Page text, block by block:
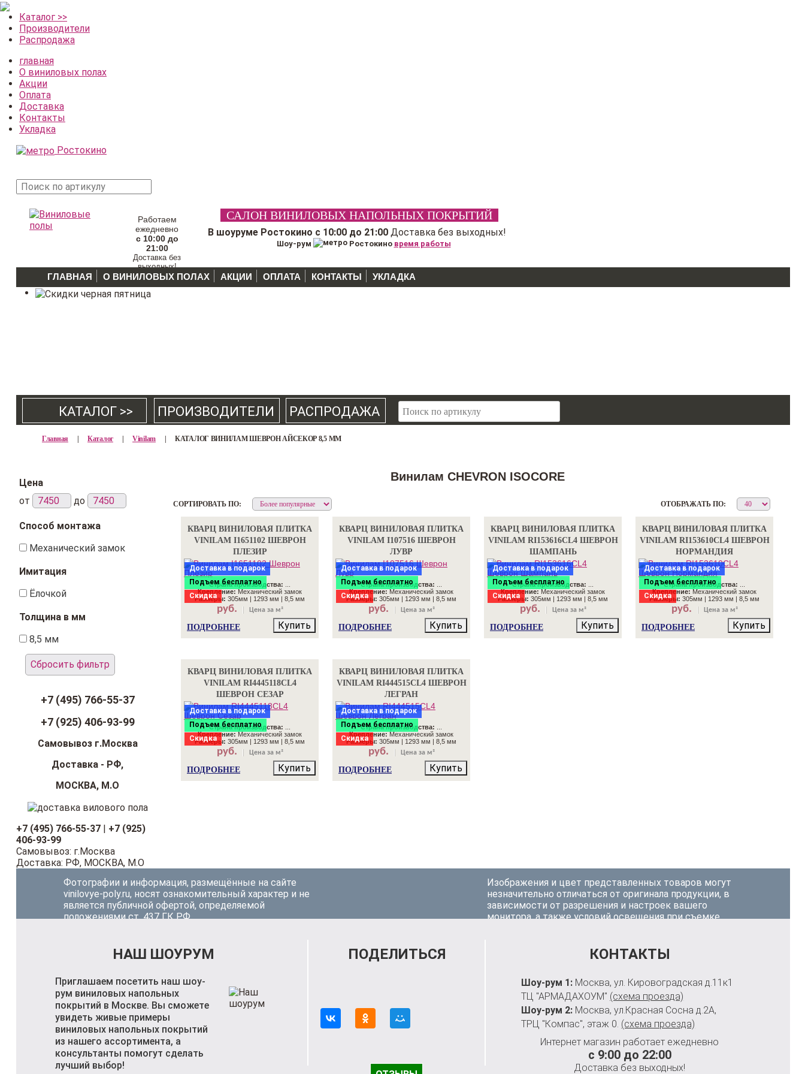
Каталог >>
Производители
Распродажа
главная
О виниловых полах
Акции
Оплата
Доставка
Контакты
Укладка
Ростокино
товара
Работаем
ежедневно
с 10:00 до
21:00
Доставка без
выходных!
САЛОН ВИНИЛОВЫХ НАПОЛЬНЫХ ПОКРЫТИЙ
В шоуруме Ростокино с 10:00 до 21:00 Доставка без выходных!
Шоу-рум Ростокино время работы
ГЛАВНАЯ О ВИНИЛОВЫХ ПОЛАХ АКЦИИ ОПЛАТА КОНТАКТЫ УКЛАДКА
КАТАЛОГ >> ПРОИЗВОДИТЕЛИ РАСПРОДАЖА
поиск
Главная Каталог Vinilam КАТАЛОГ ВИНИЛАМ ШЕВРОН АЙСЕКОР 8,5 ММ
Винилам CHEVRON ISOCORE
СОРТИРОВАТЬ ПО: ОТОБРАЖАТЬ ПО:
КВАРЦ ВИНИЛОВАЯ ПЛИТКА
VINILAM I1651102 ШЕВРОН
ПЛЕЗИР
Доставка в подарок
Подъем бесплатно
Скидка
Страна производства:
Крепление: Механический замок
Размеры: 305мм | 1293 мм | 8,5 мм
руб. Цена за м²
ПОДРОБНЕЕ Купить
КВАРЦ ВИНИЛОВАЯ ПЛИТКА
VINILAM I107516 ШЕВРОН
ЛУВР
Доставка в подарок
Подъем бесплатно
Скидка
Страна производства:
Крепление: Механический замок
Размеры: 305мм | 1293 мм | 8,5 мм
руб. Цена за м²
ПОДРОБНЕЕ Купить
КВАРЦ ВИНИЛОВАЯ ПЛИТКА
VINILAM RI153616CL4 ШЕВРОН
ШАМПАНЬ
Доставка в подарок
Подъем бесплатно
Скидка
Страна производства:
Крепление: Механический замок
Размеры: 305мм | 1293 мм | 8,5 мм
руб. Цена за м²
ПОДРОБНЕЕ Купить
КВАРЦ ВИНИЛОВАЯ ПЛИТКА
VINILAM RI153610CL4 ШЕВРОН
НОРМАНДИЯ
Доставка в подарок
Подъем бесплатно
Скидка
Страна производства:
Крепление: Механический замок
Размеры: 305мм | 1293 мм | 8,5 мм
руб. Цена за м²
ПОДРОБНЕЕ Купить
КВАРЦ ВИНИЛОВАЯ ПЛИТКА
VINILAM RI4445118CL4
ШЕВРОН СЕЗАР
Доставка в подарок
Подъем бесплатно
Скидка
Страна производства:
Крепление: Механический замок
Размеры: 305мм | 1293 мм | 8,5 мм
руб. Цена за м²
ПОДРОБНЕЕ Купить
КВАРЦ ВИНИЛОВАЯ ПЛИТКА
VINILAM RI444515CL4 ШЕВРОН
ЛЕГРАН
Доставка в подарок
Подъем бесплатно
Скидка
Страна производства:
Крепление: Механический замок
Размеры: 305мм | 1293 мм | 8,5 мм
руб. Цена за м²
ПОДРОБНЕЕ Купить
Цена
от
до
Способ монтажа
Механический замок
Имитация
Ёлочкой
Толщина в мм
8,5 мм
Сбросить фильтр
+7 (495) 766-55-37
+7 (925) 406-93-99
Самовывоз г.Москва
Доставка - РФ,
МОСКВА, М.О
+7 (495) 766-55-37 | +7 (925)
406-93-99
Самовывоз: г.Москва
Доставка: РФ, МОСКВА, М.О
Фотографии и информация, размещённые на сайте
vinilovye-poly.ru, носят ознакомительный характер и не
является публичной офертой, определяемой
положениями ст. 437 ГК РФ.
Изображения и цвет представленных товаров могут
незначительно отличаться от оригинала продукции, в
зависимости от разрешения и настроек вашего
монитора, а также условий освещения при съемке.
НАШ ШОУРУМ
Приглашаем посетить наш шоу-
рум виниловых напольных
покрытий в Москве. Вы сможете
увидеть живые примеры
виниловых напольных покрытий
из нашего ассортимента, а
консультанты помогут сделать
лучший выбор!
ПОДЕЛИТЬСЯ КОНТАКТЫ
Шоу-рум 1: Москва, ул. Кировоградская д.11к1
ТЦ "АРМАДАХОУМ" (схема проезда)
Шоу-рум 2: Москва, ул.Красная Сосна д.2А,
ТРЦ "Компас", этаж 0. (схема проезда)
Интернет магазин работает ежедневно
с 9:00 до 22:00
Доставка без выходных!